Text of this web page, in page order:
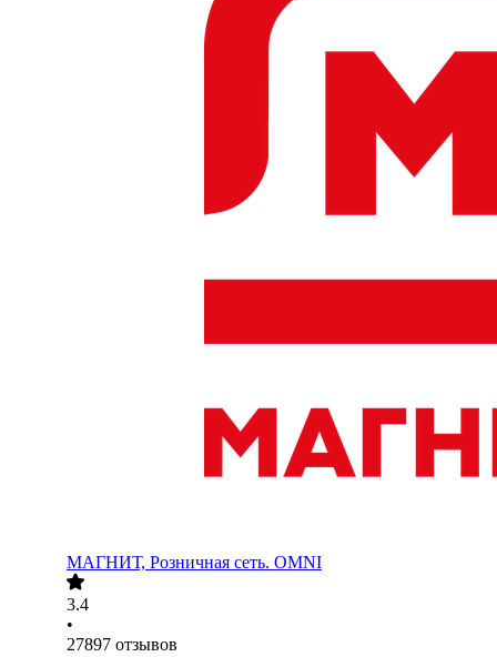
МАГНИТ, Розничная сеть. OMNI
3.4
•
27897 отзывов